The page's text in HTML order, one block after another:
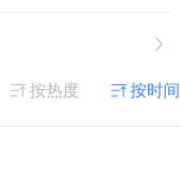
按热度 按时间